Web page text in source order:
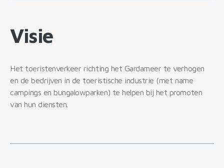
Visie
Het toeristenverkeer richting het Gardameer te verhogen
en de bedrijven in de toeristische industrie (met name
campings en bungalowparken) te helpen bij het promoten
van hun diensten.